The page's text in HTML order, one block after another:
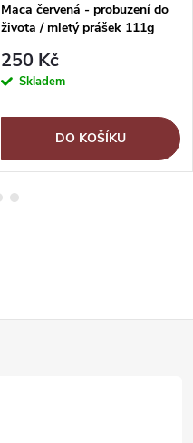
Maca červená - probuzení do
života / mletý prášek 111g
250 Kč
Skladem
DO KOŠÍKU